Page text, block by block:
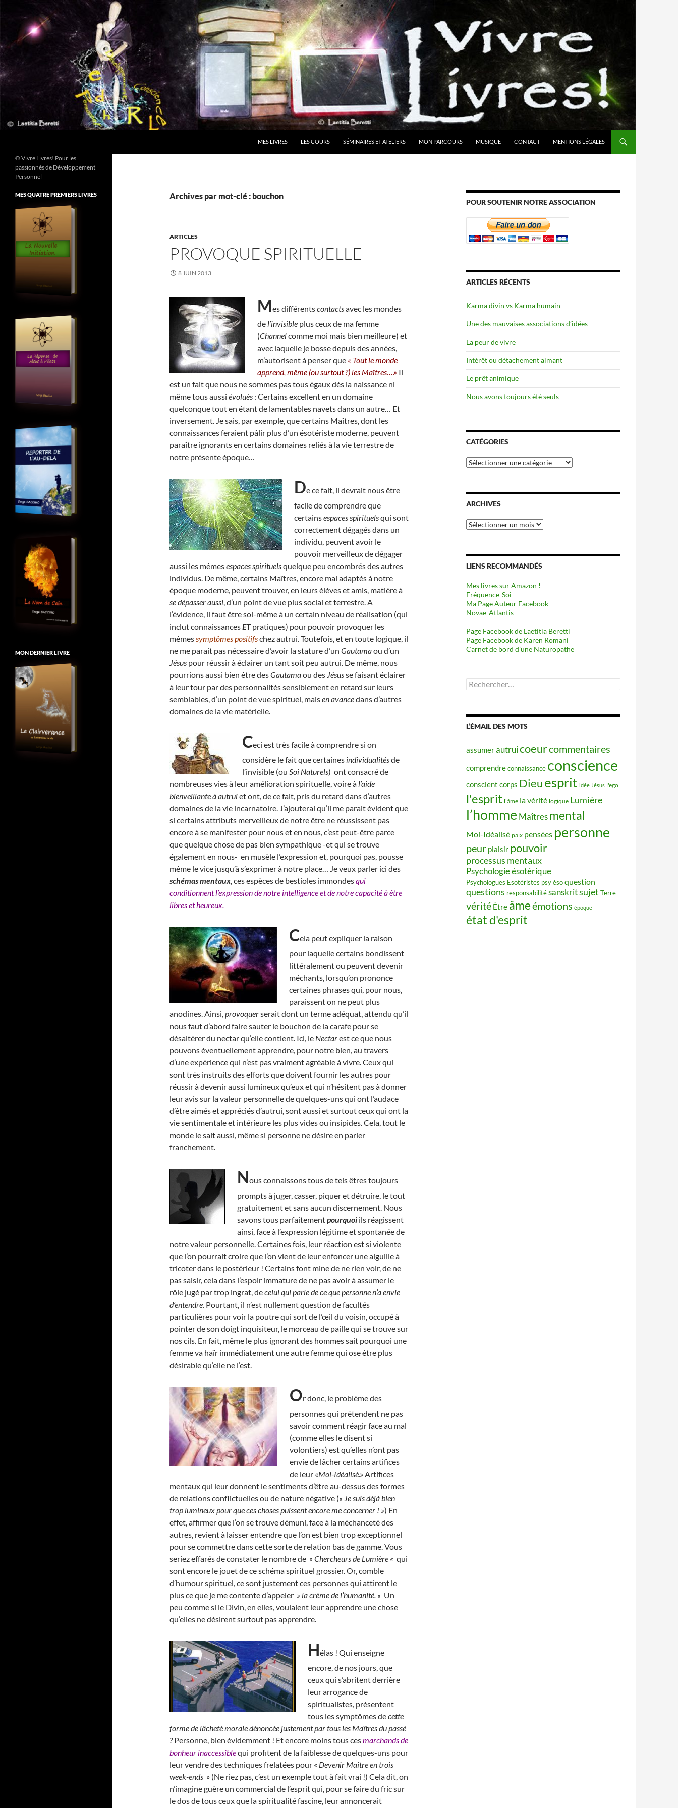
contenu
MES LIVRES LES COURS SÉMINAIRES ET ATELIERS MON PARCOURS MUSIQUE CONTACT MENTIONS LÉGALES
Archives par mot-clé : bouchon
ARTICLES
PROVOQUE SPIRITUELLE
8 JUIN 2013
Mes différentscontactsavec les mondes
de l’invisible plus ceux de ma femme
(Channelcomme moi mais bien meilleure) et
avec laquelle je bosse depuis des années,
m’autorisent à penser que « Tout le monde
apprend, même (ou surtout ?) les Maîtres….» Il
est un fait que nous ne sommes pas tous égaux dès la naissance ni
même tous aussi évolués : Certains excellent en un domaine
quelconque tout en étant de lamentables navets dans un autre… Et
inversement. Je sais, par exemple, que certains Maîtres, dont les
connaissances feraient pâlir plus d’un ésotériste moderne, peuvent
paraître ignorants en certains domaines reliés à la vie terrestre de
notre présente époque…
De ce fait, il devrait nous être
facile de comprendre que
certainsespaces spirituelsqui sont
correctement dégagés dans un
individu, peuvent avoir le
pouvoir merveilleux de dégager
aussi les mêmesespaces spirituelsquelque peu encombrés des autres
individus. De même, certains Maîtres, encore mal adaptés à notre
époque moderne, peuvent trouver, en leurs élèves et amis, matière à
se dépasser aussi, d’un point de vue plus social et terrestre. A
l’évidence, il faut être soi-même à un certain niveau de réalisation (qui
inclut connaissancesETpratiques) pour pouvoir provoquer les
mêmessymptômes positifschez autrui. Toutefois, et en toute logique, il
ne me parait pas nécessaire d’avoir la stature d’un Gautamaou d’un
Jésus pour réussir à éclairer un tant soit peu autrui. De même, nous
pourrions aussi bien être desGautamaou des Jésusse faisant éclairer
à leur tour par des personnalités sensiblement en retard sur leurs
semblables, d’un point de vue spirituel, maisen avancedans d’autres
domaines de la vie matérielle.
Ceci est très facile à comprendre si on
considère le fait que certaines individualitésde
l’invisible (ou Soi Naturels) ont consacré de
nombreuses vies à leur amélioration spirituelle, voire à l’aide
bienveillante à autruiet ont, de ce fait, pris du retard dans d’autres
domaines de la vie incarnatoire. J’ajouterai qu’il me parait évident que
si certains attributs merveilleux de notre être ne réussissent pas
encore à se manifester pour nous et en nous, c’est peut-être parce
que quelque chose de pas bien sympathique -et qui se trouve
également en nous- en musèle l’expression et, pourquoi pas, pousse
même le vice jusqu’à s’exprimer à notre place… Je veux parler ici des
schémas mentaux, ces espèces de bestioles immondesqui
conditionnent l’expression de notre intelligence et de notre capacité à être
libres et heureux.
Cela peut expliquer la raison
pour laquelle certains bondissent
littéralement ou peuvent devenir
méchants, lorsqu’on prononce
certaines phrases qui, pour nous,
paraissent on ne peut plus
anodines. Ainsi,provoquerserait dont un terme adéquat, attendu qu’il
nous faut d’abord faire sauter le bouchon de la carafe pour se
désaltérer du nectar qu’elle contient. Ici, le Nectarest ce que nous
pouvons éventuellement apprendre, pour notre bien, au travers
d’une expérience qui n’est pas vraiment agréable à vivre. Ceux qui
sont très instruits des efforts que doivent fournir les autres pour
réussir à devenir aussi lumineux qu’eux et qui n’hésitent pas à donner
leur avis sur la valeur personnelle de quelques-uns qui ont l’audace
d’être aimés et appréciés d’autrui, sont aussi et surtout ceux qui ont la
vie sentimentale et intérieure les plus vides ou insipides. Cela, tout le
monde le sait aussi, même si personne ne désire en parler
franchement.
Nous connaissons tous de tels êtres toujours
prompts à juger, casser, piquer et détruire, le tout
gratuitement et sans aucun discernement. Nous
savons tous parfaitementpourquoi ils réagissent
ainsi, face à l’expression légitime et spontanée de
notre valeur personnelle. Certaines fois, leur réaction est si violente
que l’on pourrait croire que l’on vient de leur enfoncer une aiguille à
tricoter dans le postérieur ! Certains font mine de ne rien voir, de ne
pas saisir, cela dans l’espoir immature de ne pas avoir à assumer le
rôle jugé par trop ingrat, decelui qui parle de ce que personne n’a envie
d’entendre. Pourtant, il n’est nullement question de facultés
particulières pour voir la poutre qui sort de l’œil du voisin, occupé à
pointer de son doigt inquisiteur, le morceau de paille qui se trouve sur
nos cils. En fait, même le plus ignorant des hommes sait pourquoi une
femme va haïr immédiatement une autre femme qui ose être plus
désirable qu’elle ne l’est.
Or donc, le problème des
personnes qui prétendent ne pas
savoir comment réagir face au mal
(comme elles le disent si
volontiers) est qu’elles n’ont pas
envie de lâcher certains artifices
de leur «Moi-Idéalisé.» Artifices
mentaux qui leur donnent le sentiments d’être au-dessus des formes
de relations conflictuelles ou de nature négative (« Je suis déjà bien
trop lumineux pour que ces choses puissent encore me concerner ! ») En
effet, affirmer que l’on se trouve démuni, face à la méchanceté des
autres, revient à laisser entendre que l’on est bien trop exceptionnel
pour se commettre dans cette sorte de relation bas de gamme. Vous
seriez effarés de constater le nombre de » Chercheurs de Lumière « qui
sont encore le jouet de ce schéma spirituel grossier. Or, comble
d’humour spirituel, ce sont justement ces personnes qui attirent le
plus ce que je me contente d’appeler » la crème de l’humanité. « Un
peu comme si le Divin, en elles, voulaient leur apprendre une chose
qu’elles ne désirent surtout pas apprendre.
Hélas ! Qui enseigne
encore, de nos jours, que
ceux qui s’abritent derrière
leur arrogance de
spiritualistes, présentent
tous les symptômes decette
forme de lâcheté morale dénoncée justement par tous les Maîtres du passé
?Personne, bien évidemment ! Et encore moins tous cesmarchands de
bonheur inaccessiblequi profitent de la faiblesse de quelques-uns pour
leur vendre des techniques frelatées pour « Devenir Maître en trois
week-ends » (Ne riez pas, c’est un exemple tout à fait vrai !) Cela dit, on
n’imagine guère un commercial de l’esprit qui, pour se faire du fric sur
le dos de tous ceux que la spiritualité fascine, leur annoncerait
POUR SOUTENIR NOTRE ASSOCIATION
ARTICLES RÉCENTS
Karma divin vs Karma humain
Une des mauvaises associations d’idées
La peur de vivre
Intérêt ou détachement aimant
Le prêt animique
Nous avons toujours été seuls
CATÉGORIES
Catégories
ARCHIVES
Archives
LIENS RECOMMANDÉS
Mes livres sur Amazon !
Fréquence-Soi
Ma Page Auteur Facebook
Novae-Atlantis
Page Facebook de Laetitia Beretti
Page Facebook de Karen Romani
Carnet de bord d’une Naturopathe
Rechercher :
L’ÉMAIL DES MOTS
assumerautruicoeurcommentaires
comprendreconnaissance conscience
conscient corps Dieuesprit idée Jésus l'ego
l'esprit l'âme la vérité logique Lumière
l’homme Maîtres mental
Moi-Idéalisé paix pensées personne
peur plaisir pouvoir
processus mentaux
Psychologie ésotérique
Psychologues Esotéristes psy ésoquestion
questions responsabilitésanskritsujet Terre
vérité Être âmeémotions époque
état d'esprit
© Vivre Livres! Pour les
passionnés de Développement
Personnel
MES QUATRE PREMIERS LIVRES
MON DERNIER LIVRE